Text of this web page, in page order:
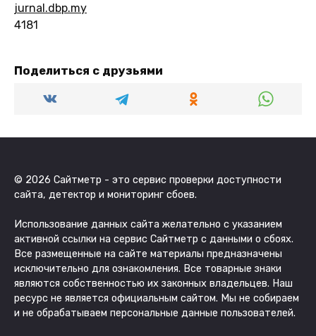
jurnal.dbp.my
4181
Поделиться с друзьями
© 2026 Сайтметр - это сервис проверки доступности
сайта, детектор и мониторинг сбоев.
Использование данных сайта желательно с указанием
активной ссылки на сервис Сайтметр с данными о сбоях.
Все размещенные на сайте материалы предназначены
исключительно для ознакомления. Все товарные знаки
являются собственностью их законных владельцев. Наш
ресурс не является официальным сайтом. Мы не собираем
и не обрабатываем персональные данные пользователей.